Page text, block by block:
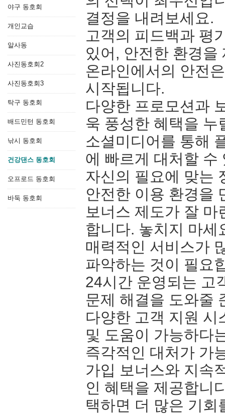
야구 동호회
개인교습
알사동
사진동호회2
사진동호회3
탁구 동호회
배드민턴 동호회
낚시 동호회
건강댄스 동호회
오프로드 동호회
바둑 동호회
결정을 내려보세요.
고객의 피드백과 평
있어, 안전한 환경
온라인에서의 안전
시작됩니다.
다양한 프로모션과
욱 풍성한 혜택을 누
소셜미디어를 통해
에 빠르게 대처할 수
자신의 필요에 맞는
안전한 이용 환경을
보너스 제도가 잘
합니다. 놓치지 마세
매력적인 서비스가
파악하는 것이 필요
24시간 운영되는 고
문제 해결을 도와줄
다양한 고객 지원 시
및 도움이 가능하다
즉각적인 대처가 가
가입 보너스와 지속
인 혜택을 제공합니
택하면 더 많은 기회